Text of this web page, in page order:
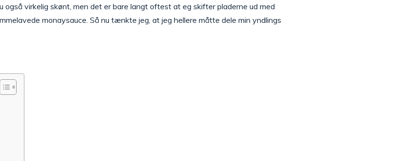
virkelig skønt, men det er bare langt oftest at eg skifter pladerne ud med
monaysauce. Så nu tænkte jeg, at jeg hellere måtte dele min yndlings